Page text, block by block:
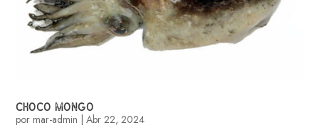
CHOCO MONGO
pormar-admin |Abr 22, 2024